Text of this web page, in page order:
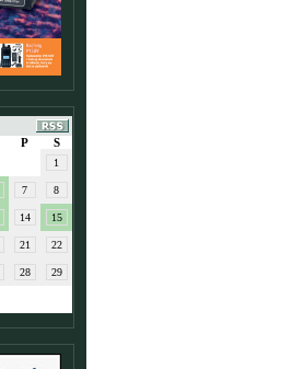
P S
1
7 8
14 15
21 22
28 29